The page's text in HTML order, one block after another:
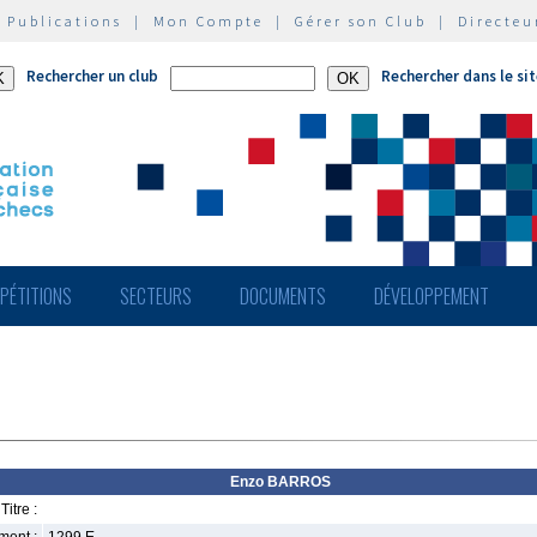
Publications | Mon Compte | Gérer son Club |
Rechercher un club Rechercher dans le
SECTEURS DOCUMENTS DÉVELOPPEMENT
Enzo BARROS
Titre :